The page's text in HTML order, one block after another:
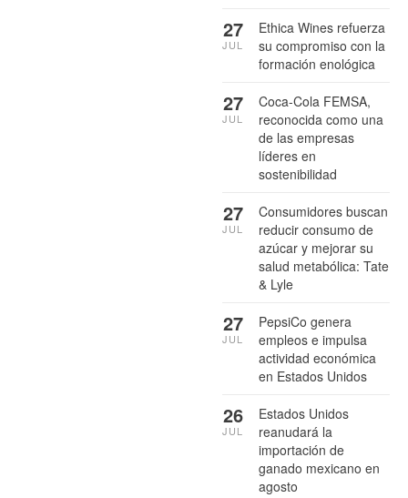
Ethica Wines refuerza
su compromiso con la
formación enológica
27
JUL
Coca-Cola FEMSA,
reconocida como una
de las empresas
líderes en
sostenibilidad
27
JUL
Consumidores buscan
reducir consumo de
azúcar y mejorar su
salud metabólica: Tate
& Lyle
27
JUL
PepsiCo genera
empleos e impulsa
actividad económica
en Estados Unidos
27
JUL
Estados Unidos
reanudará la
importación de
ganado mexicano en
agosto
26
JUL